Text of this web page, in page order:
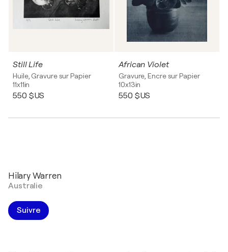
Still Life
Huile, Gravure sur Papier
11x11in
550 $US
African Violet
Gravure, Encre sur Papier
10x13in
550 $US
Hilary Warren
Australie
Suivre